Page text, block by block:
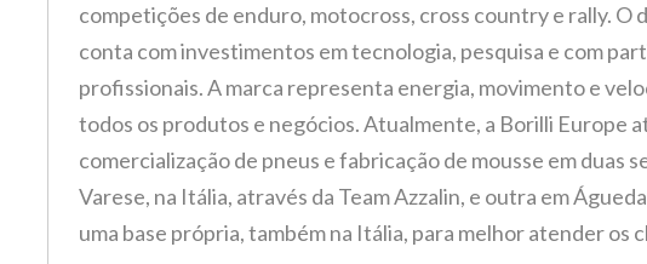
competições de enduro, motocross, cross country e rally. O
conta com investimentos em tecnologia, pesquisa e com
profissionais. A marca representa energia, movimento e
todos os produtos e negócios. Atualmente, a Borilli Europe
comercialização de pneus e fabricação de mousse em duas
Varese, na Itália, através da Team Azzalin, e outra em
uma base própria, também na Itália, para melhor atender os